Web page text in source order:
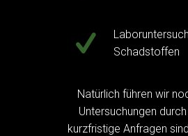
Schadstoffen
Natürlich führen wir
Untersuchungen
kurzfristige Anfragen